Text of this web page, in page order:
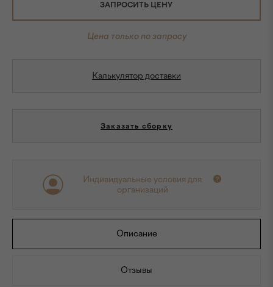
ЗАПРОСИТЬ ЦЕНУ
Цена только по запросу
Калькулятор доставки
Заказать сборку
Индивидуальные условия для
организаций
Описание
Отзывы